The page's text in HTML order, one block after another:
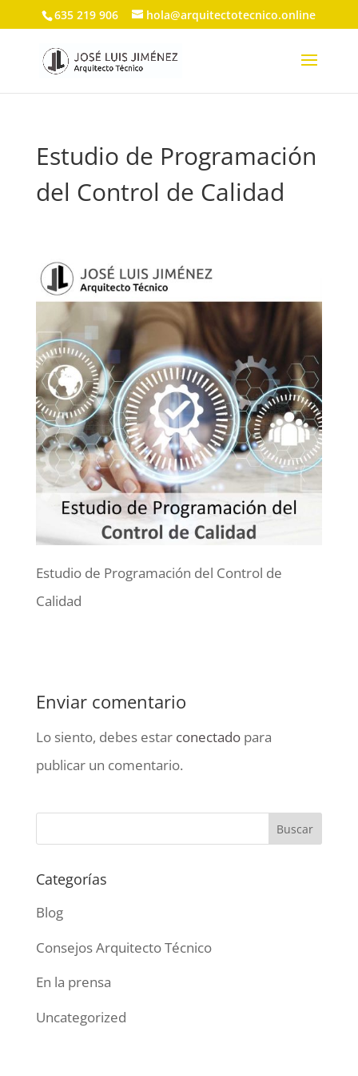
635 219 906 hola@arquitectotecnico.online
Estudio de Programación
del Control de Calidad
Estudio de Programación del Control de
Calidad
Enviar comentario
Lo siento, debes estar conectadopara
publicar un comentario.
Categorías
Blog
Consejos Arquitecto Técnico
En la prensa
Uncategorized